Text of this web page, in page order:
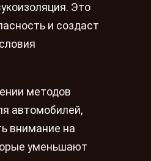
Это
и создаст
методов
автомобилей,
внимание на
уменьшают